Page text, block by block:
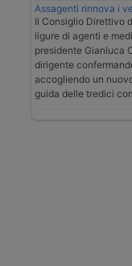
Assagenti rinnova i
Il Consiglio Direttivo
ligure di agenti e
presidente Gianluca
dirigente
accogliendo un
guida delle tredici